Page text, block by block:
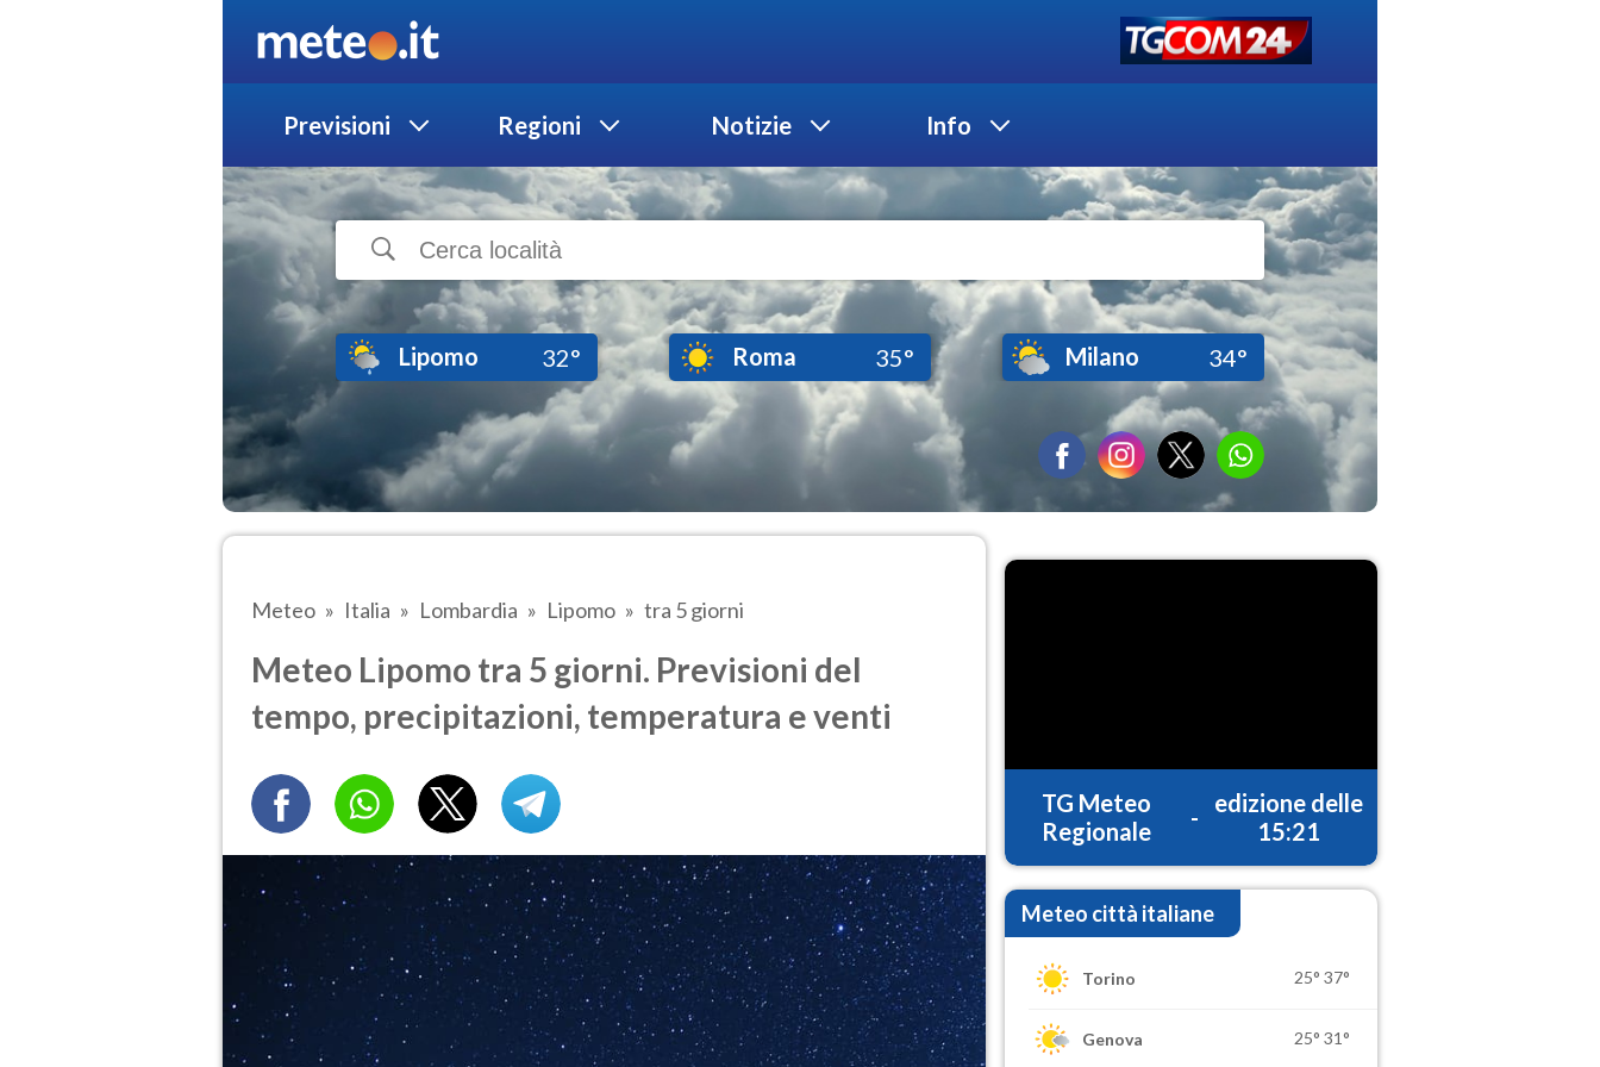
Previsioni Regioni Notizie Info
Lipomo 32° Roma 35° Milano 34°
Meteo Italia Lombardia Lipomo tra 5 giorni
Meteo Lipomo tra 5 giorni. Previsioni del
tempo, precipitazioni, temperatura e venti
TG Meteo
Regionale
-
edizione delle
15:21
Meteo città italiane
Torino 25° 37°
Genova 25° 31°